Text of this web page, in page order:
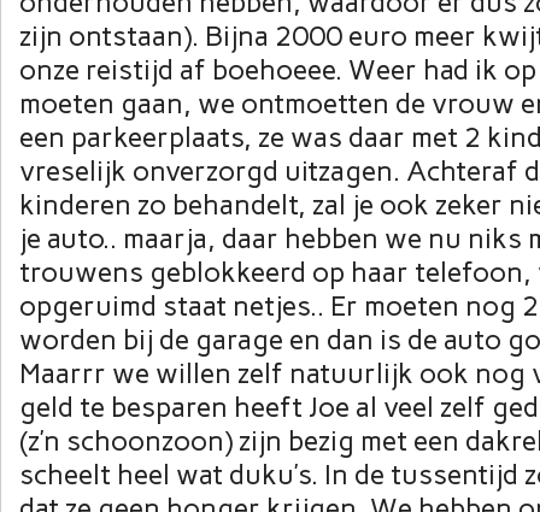
zijn ontstaan). Bijna 2000 euro meer
onze reistijd af boehoeee. Weer had ik
moeten gaan, we ontmoetten de vrouw
een parkeerplaats, ze was daar met 2
vreselijk onverzorgd uitzagen. Achteraf
kinderen zo behandelt, zal je ook zeker
je auto.. maarja, daar hebben we nu niks
trouwens geblokkeerd op haar telefoon,
opgeruimd staat netjes.. Er moeten nog
worden bij de garage en dan is de auto
Maarrr we willen zelf natuurlijk ook nog
geld te besparen heeft Joe al veel zelf
(z’n schoonzoon) zijn bezig met een
scheelt heel wat duku’s. In de tussentijd